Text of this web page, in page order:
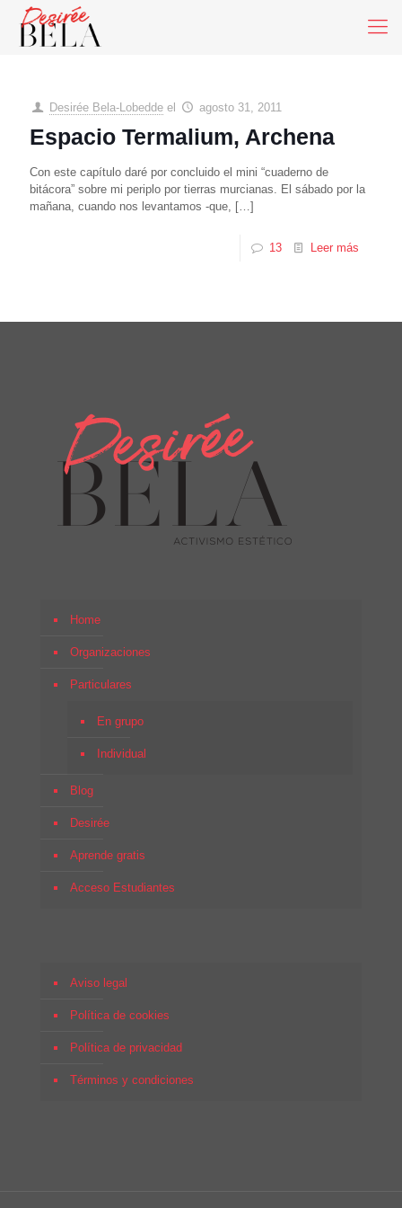
Desirée Bela-Lobedde el agosto 31, 2011
Espacio Termalium, Archena
Con este capítulo daré por concluido el mini “cuaderno de
bitácora” sobre mi periplo por tierras murcianas. El sábado por la
mañana, cuando nos levantamos -que, […]
13 Leer más
Home
Organizaciones
Particulares
En grupo
Individual
Blog
Desirée
Aprende gratis
Acceso Estudiantes
Aviso legal
Política de cookies
Política de privacidad
Términos y condiciones